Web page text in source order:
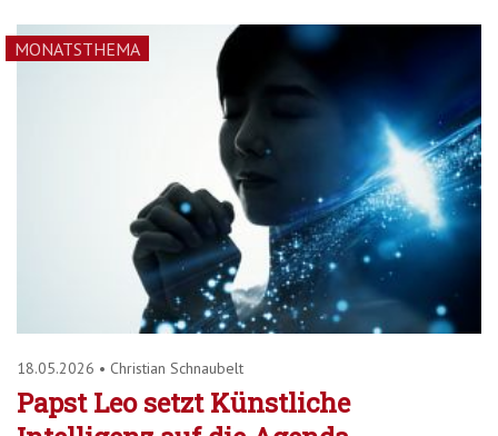
MONATSTHEMA
18.05.2026 • Christian Schnaubelt
Papst Leo setzt Künstliche